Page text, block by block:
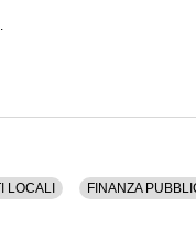
LOCALI FINANZA